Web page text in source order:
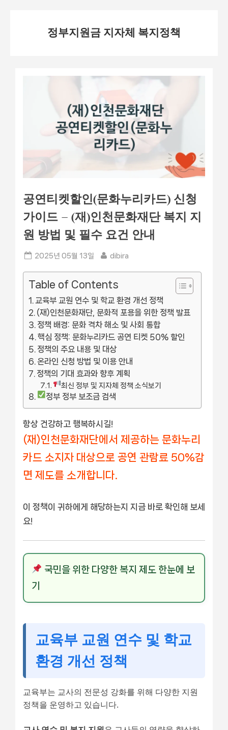
정부지원금 지자체 복지정책
공연티켓할인(문화누리카드) 신청
가이드 – (재)인천문화재단 복지 지
원 방법 및 필수 요건 안내
Posted
2025년 05월 13일 By
dibira
Table of Contents
교육부 교원 연수 및 학교 환경 개선 정책
(재)인천문화재단, 문화적 포용을 위한 정책 발표
정책 배경: 문화 격차 해소 및 사회 통합
핵심 정책: 문화누리카드 공연 티켓 50% 할인
정책의 주요 내용 및 대상
온라인 신청 방법 및 이용 안내
정책의 기대 효과와 향후 계획
최신 정부 및 지자체 정책 소식보기
정부 정부 보조금 검색
항상 건강하고 행복하시길!
(재)인천문화재단에서 제공하는 문화누리
카드 소지자 대상으로 공연 관람료 50%감
면 제도를 소개합니다.
이 정책이 귀하에게 해당하는지 지금 바로 확인해 보세
요!
국민을 위한 다양한 복지 제도 한눈에 보
기
교육부 교원 연수 및 학교
환경 개선 정책
교육부는 교사의 전문성 강화를 위해 다양한 지원
정책을 운영하고 있습니다.